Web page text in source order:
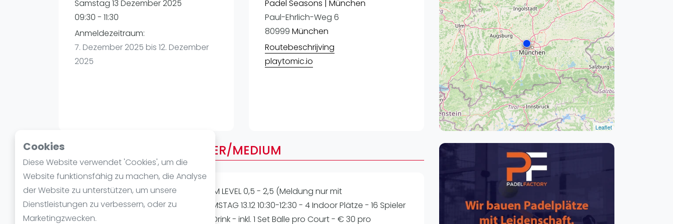
Cookies
Diese Website verwendet 'Cookies', um die
Website funktionsfähig zu machen, die Analyse
der Website zu unterstützen, um unsere
Dienstleistungen zu verbessern, oder zu
Marketingzwecken.
Verschiedenes
Leipzig
Dortmund
Essen
Samstag 13 Dezember 2025
09:30 - 11:30
Anmeldezeitraum:
7. Dezember 2025 bis 12. Dezember
2025
Padel Seasons | München
Paul-Ehrlich-Weg 6
80999 München
Routebeschrijving
playtomic.io
Leaflet
Über AMERICANO BEGINNER/MEDIUM
INDOOR AMERICANO BEGINNER/MEDIUM LEVEL 0,5 - 2,5 (Meldung nur mit
entsprechendem Level möglich) SAMSTAG 13.12 10:30-12:30 - 4 Indoor Plätze - 16 Spieler
- 6 x 20 Spielzeit - inkl. Musik & After-Drink - inkl. 1 Set Bälle pro Court - € 30 pro